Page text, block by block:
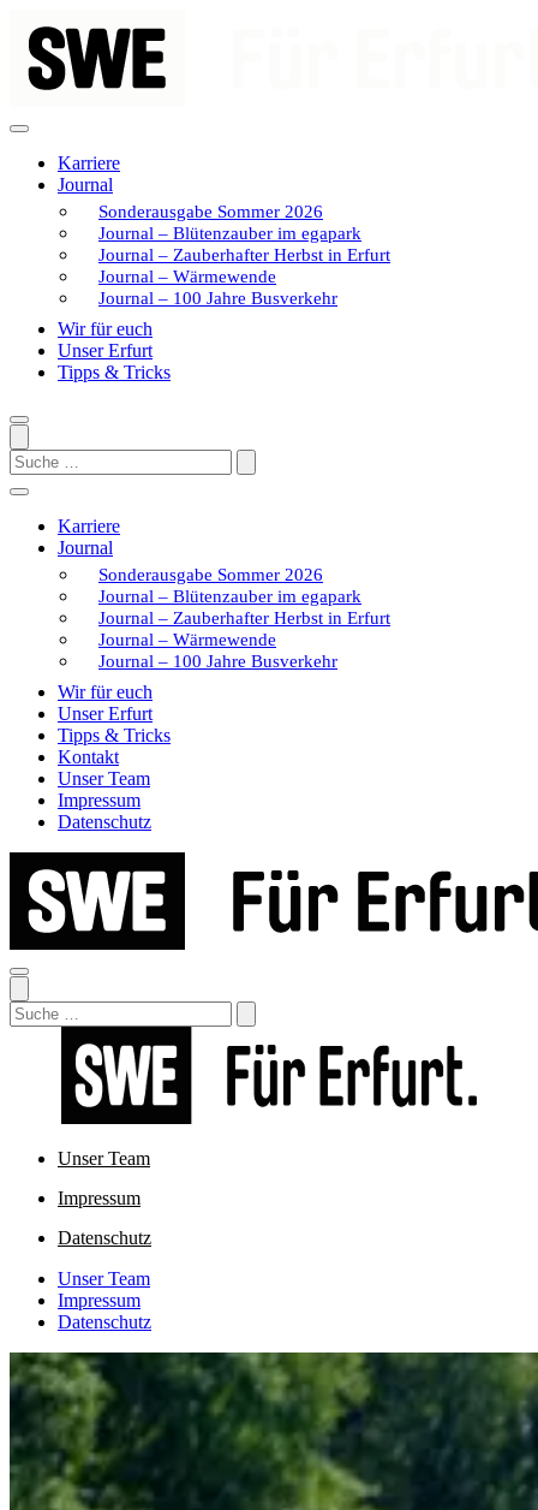
Inhalt
springen
Karriere
Journal
Sonderausgabe Sommer 2026
Journal – Blütenzauber im egapark
Journal – Zauberhafter Herbst in Erfurt
Journal – Wärmewende
Journal – 100 Jahre Busverkehr
Wir für euch
Unser Erfurt
Tipps & Tricks
Search
Karriere
Journal
Sonderausgabe Sommer 2026
Journal – Blütenzauber im egapark
Journal – Zauberhafter Herbst in Erfurt
Journal – Wärmewende
Journal – 100 Jahre Busverkehr
Wir für euch
Unser Erfurt
Tipps & Tricks
Kontakt
Unser Team
Impressum
Datenschutz
Search
Unser Team
Impressum
Datenschutz
Unser Team
Impressum
Datenschutz